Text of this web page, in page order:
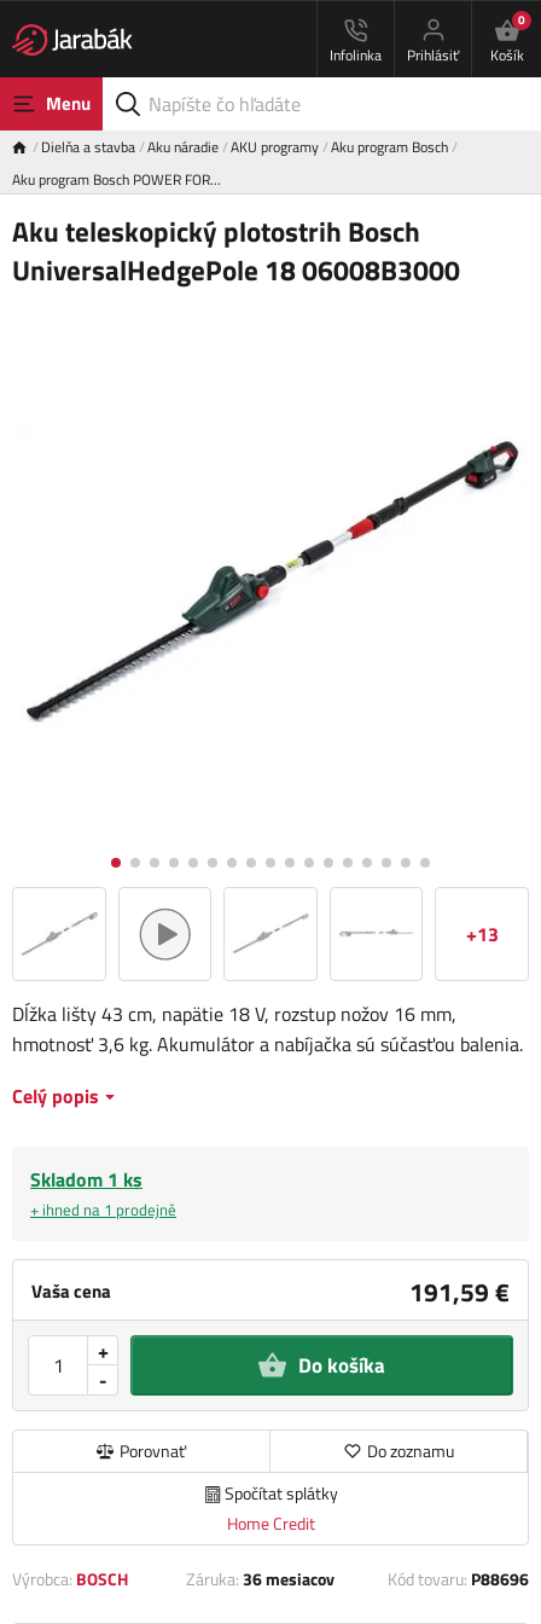
Infolinka Prihlásiť
0
Košík
Menu
Dielňa a stavba Aku náradie AKU programy Aku program Bosch
Aku program Bosch POWER FOR…
Aku teleskopický plotostrih Bosch
UniversalHedgePole 18 06008B3000
+13
Vaša cena 191,59 €
-
+ Do košíka
Porovnať
Do zoznamu
Spočítat splátky
Home Credit
Dĺžka lišty 43 cm, napätie 18 V, rozstup nožov 16 mm,
hmotnosť 3,6 kg. Akumulátor a nabíjačka sú súčasťou balenia.
Celý popis
Skladom 1 ks
+ ihned na 1 prodejně
Výrobca: BOSCH Záruka:36 mesiacov Kód tovaru: P88696